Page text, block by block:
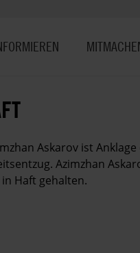
Askarov ist
Azimzhan
Haft gehalten.